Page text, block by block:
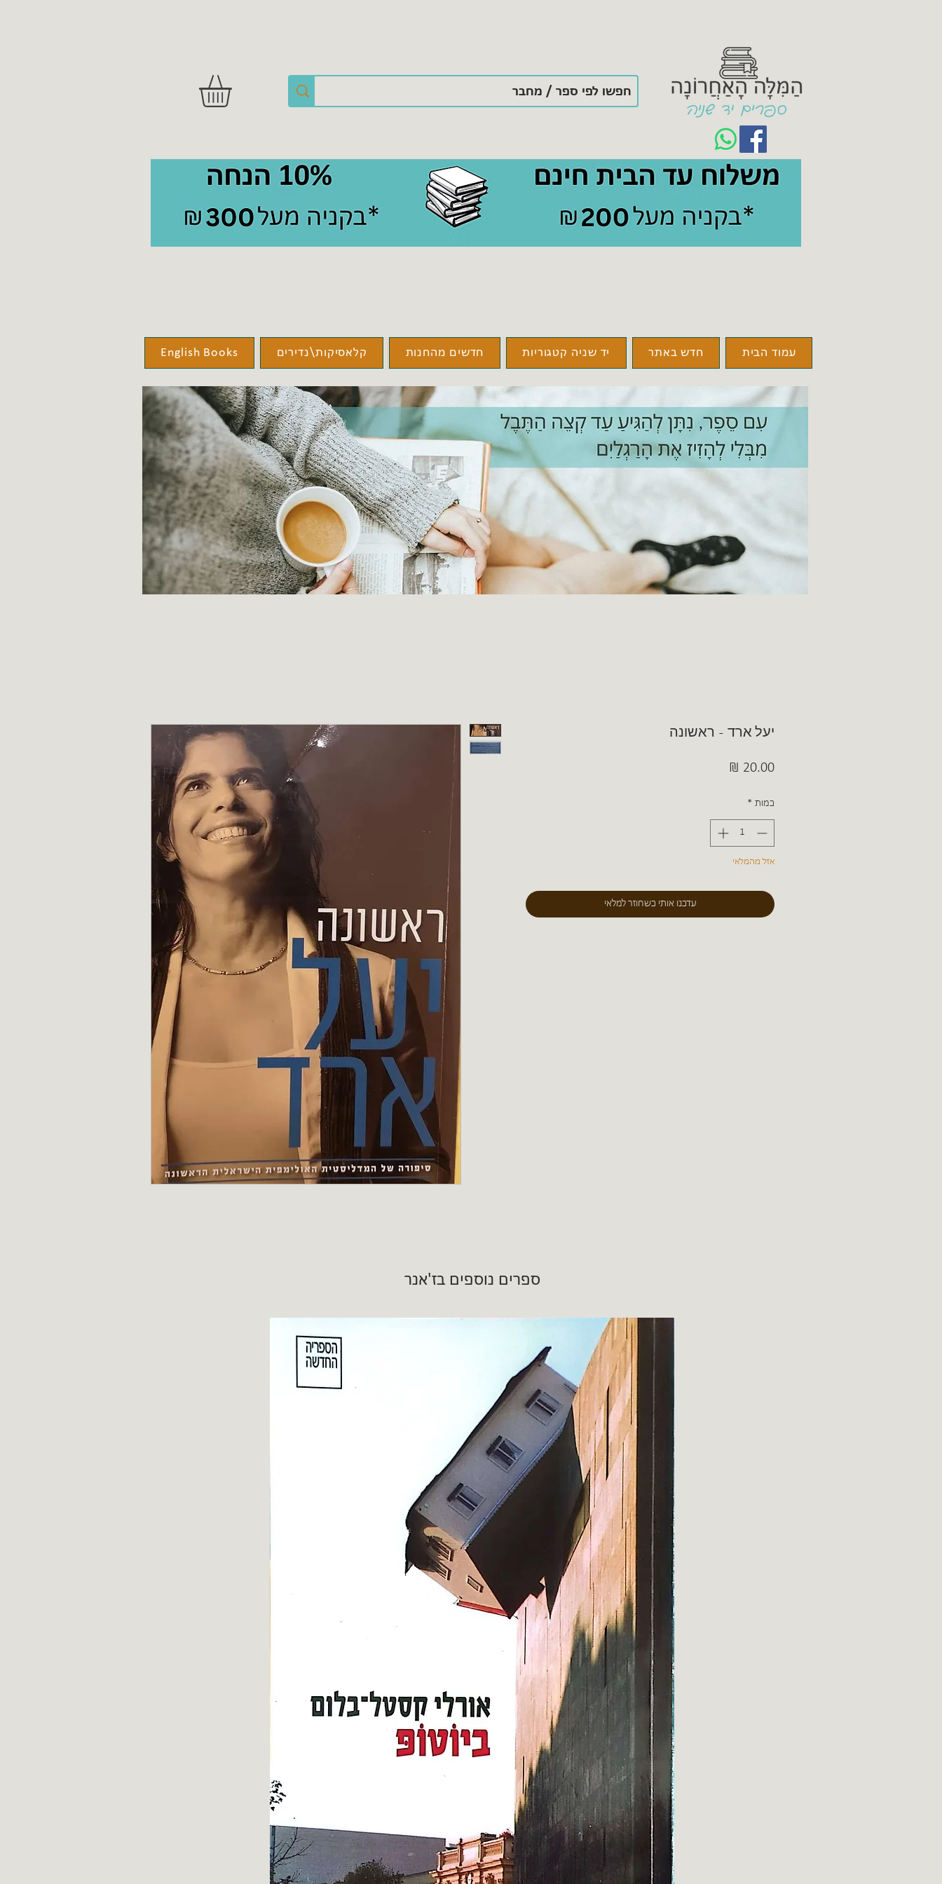
עמוד הבית חדש באתר יד שניה קטגוריות חדשים מהחנות קלאסיקות\נדירים English Books
יעל ארד - ראשונה
כמות *
אזל מהמלאי
עדכנו אותי כשחוזר למלאי
ספרים נוספים בז'אנר